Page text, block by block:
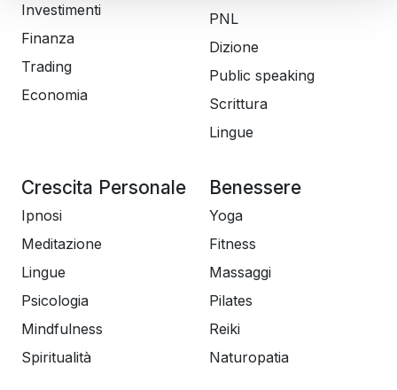
Investimenti
Finanza
Trading
Economia
PNL
Dizione
Public speaking
Scrittura
Lingue
Crescita Personale
Ipnosi
Meditazione
Lingue
Psicologia
Mindfulness
Spiritualità
Benessere
Yoga
Fitness
Massaggi
Pilates
Reiki
Naturopatia